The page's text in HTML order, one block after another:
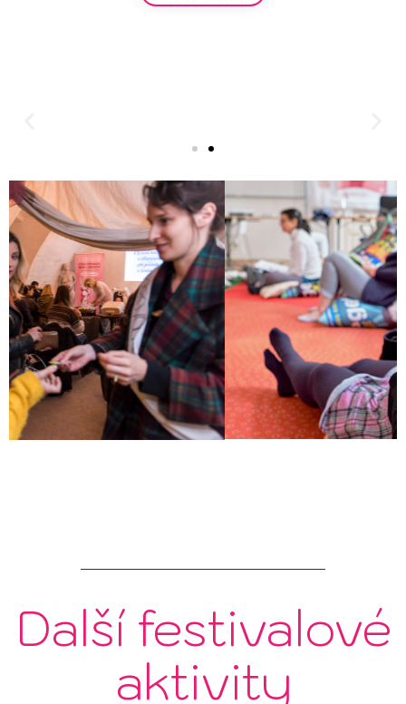
Další festivalové
aktivity